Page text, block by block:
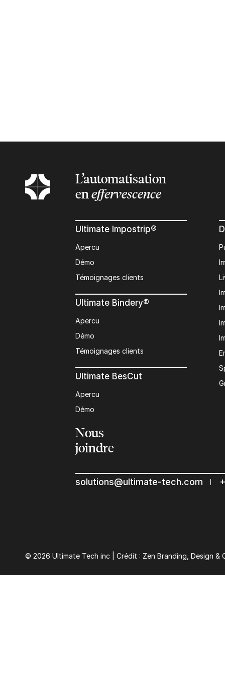
L’automatisation
eneffervescence
Ultimate Impostrip®
Apercu
Démo
Témoignages clients
Ultimate Bindery®
Apercu
Démo
Témoignages clients
Ultimate BesCut
Apercu
Démo
Nous
joindre
solutions@ultimate-tech.com
© 2026 Ultimate Tech inc | Crédit : Zen Branding, Design &